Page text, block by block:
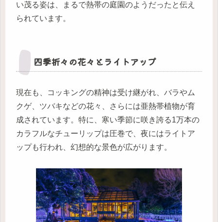
い茂る姿は、まるで熱帯の庭園のようだったと伝え
られています。
四季折々の花々とライトアップ
現在も、コッキングの精神は受け継がれ、バラやム
クゲ、ツバキなどの花々、さらには亜熱帯植物が育
成されています。特に、寒い季節に咲き誇る1万本の
カラフルなチューリップは圧巻で、夜にはライトア
ップも行われ、幻想的な景色が広がります。